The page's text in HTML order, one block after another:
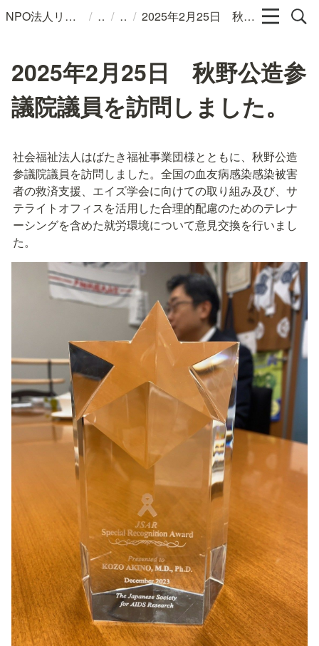
NPO法人リンパカフェ / / / 2025年2月25日 秋野公造参議院議員を訪問しました。
2025年2月25日 秋野公造参
議院議員を訪問しました。
社会福祉法人はばたき福祉事業団様とともに、秋野公造
参議院議員を訪問しました。全国の血友病感染感染被害
者の救済支援、エイズ学会に向けての取り組み及び、サ
テライトオフィスを活用した合理的配慮のためのテレナ
ーシングを含めた就労環境について意見交換を行いまし
た。